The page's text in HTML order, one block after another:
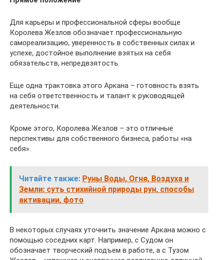
Для карьеры и профессиональной сферы вообще
Королева Жезлов обозначает профессиональную
самореализацию, уверенность в собственных силах и
успехе, достойное выполнение взятых на себя
обязательств, непредвзятость.
Еще одна трактовка этого Аркана – готовность взять
на себя ответственность и талант к руководящей
деятельности.
Кроме этого, Королева Жезлов – это отличные
перспективы для собственного бизнеса, работы «на
себя».
Читайте также: Руны Воды, Огня, Воздуха и
Земли: суть стихийной природы рун, способы
активации, фото
В некоторых случаях уточнить значение Аркана можно с
помощью соседних карт. Например, с Судом он
обозначает творческий подъем в работе, а с Тузом